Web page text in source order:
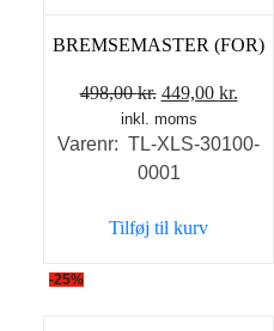
BREMSEMASTER (FOR)
498,00kr. Den
oprindelige
pris
var:
449,00 kr.
pris
inkl. moms
Varenr: TL-XLS-30100-
0001
Tilføj til kurv
-25%